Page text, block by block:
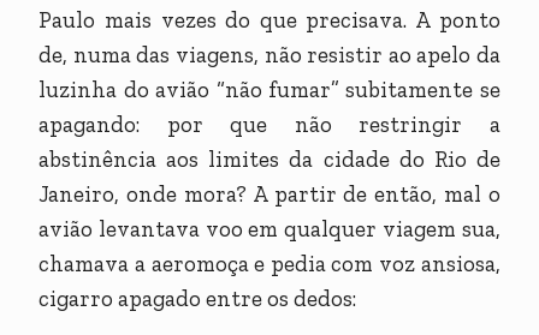
Paulo mais vezes do que precisava. A ponto
de, numa das viagens, não resistir ao apelo da
luzinha do avião “não fumar” subitamente se
apagando: por que não restringir a
abstinência aos limites da cidade do Rio de
Janeiro, onde mora? A partir de então, mal o
avião levantava voo em qualquer viagem sua,
chamava a aeromoça e pedia com voz ansiosa,
cigarro apagado entre os dedos: